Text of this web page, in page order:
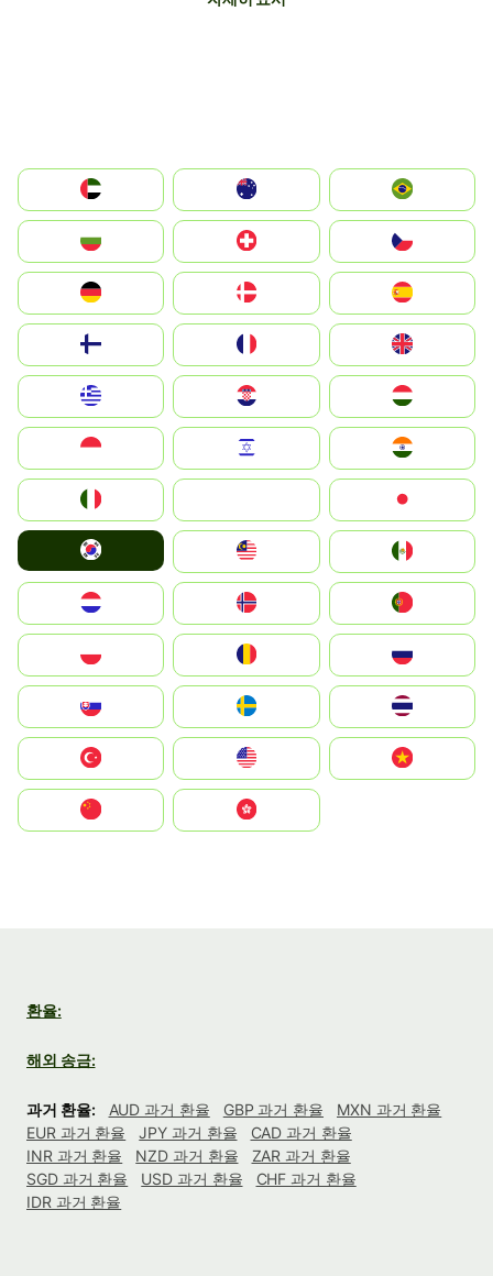
الإمارات العربية المتحدة
Switzerland
Deutschland
United Kingdom
Magyarország
South Korea
United States
中國香港特別行政區
환율:
해외 송금:
과거 환율: AUD 과거 환율 GBP 과거 환율
MXN 과거 환율
EUR 과거 환율
JPY 과거 환율
CAD 과거 환율
INR 과거 환율
NZD 과거 환율
ZAR 과거 환율
SGD 과거 환율
USD 과거 환율
CHF 과거 환율
IDR 과거 환율